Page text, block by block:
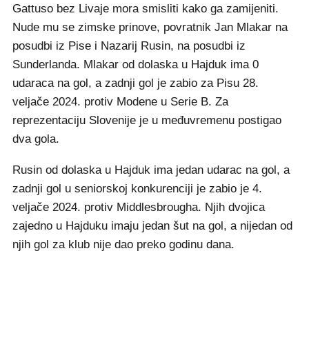
Gattuso bez Livaje mora smisliti kako ga zamijeniti.
Nude mu se zimske prinove, povratnik Jan Mlakar na
posudbi iz Pise i Nazarij Rusin, na posudbi iz
Sunderlanda. Mlakar od dolaska u Hajduk ima 0
udaraca na gol, a zadnji gol je zabio za Pisu 28.
veljače 2024. protiv Modene u Serie B. Za
reprezentaciju Slovenije je u međuvremenu postigao
dva gola.
Rusin od dolaska u Hajduk ima jedan udarac na gol, a
zadnji gol u seniorskoj konkurenciji je zabio je 4.
veljače 2024. protiv Middlesbrougha. Njih dvojica
zajedno u Hajduku imaju jedan šut na gol, a nijedan od
njih gol za klub nije dao preko godinu dana.